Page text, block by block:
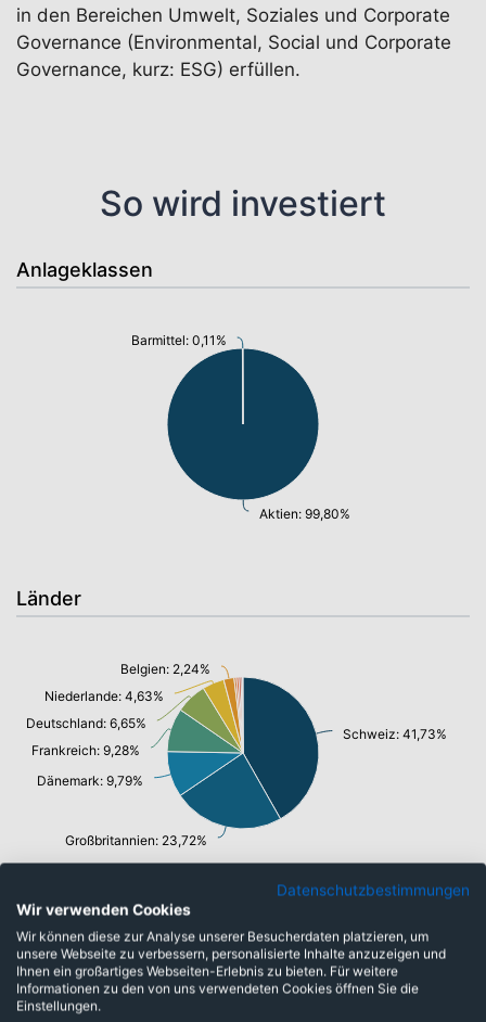
in den Bereichen Umwelt, Soziales und Corporate
Governance (Environmental, Social und Corporate
Governance, kurz: ESG) erfüllen.
So wird investiert
Anlageklassen
Aktien: 99,80%
Barmittel: 0,11%
Länder
Schweiz: 41,73%
Großbritannien: 23,72%
Dänemark: 9,79%
Frankreich: 9,28%
Deutschland: 6,65%
Niederlande: 4,63%
Belgien: 2,24%
Branchen
Barmittel: 0,11%
Datenschutzbestimmungen
Wir verwenden Cookies
Wir können diese zur Analyse unserer Besucherdaten platzieren, um
unsere Webseite zu verbessern, personalisierte Inhalte anzuzeigen und
Ihnen ein großartiges Webseiten-Erlebnis zu bieten. Für weitere
Informationen zu den von uns verwendeten Cookies öffnen Sie die
Einstellungen.